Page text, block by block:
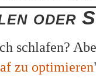
oder
schlafen?
zu optimieren